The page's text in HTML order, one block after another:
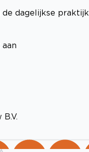
de dagelijkse praktijk